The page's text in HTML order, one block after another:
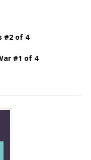
#2 of 4
#1 of 4